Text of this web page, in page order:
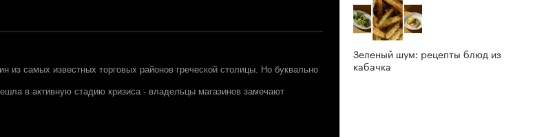
самых известных торговых районов греческой столицы. Но буквально
в активную стадию кризиса - владельцы магазинов замечают
Зеленый шум: рецепты блюд из
кабачка